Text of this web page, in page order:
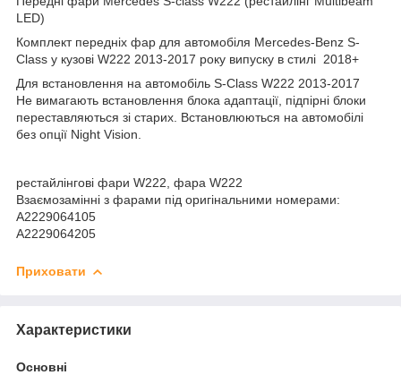
LED)
Комплект передніх фар для автомобіля Mercedes-Benz S-
Class у кузові W222 2013-2017 року випуску в стилі 2018+
Для встановлення на автомобіль S-Class W222 2013-2017
Не вимагають встановлення блока адаптації, підпірні блоки
переставляються зі старих. Встановлюються на автомобілі
без опції Night Vision.
рестайлінгові фари W222, фара W222
Взаємозамінні з фарами під оригінальними номерами:
A2229064105
​​​​​​​A2229064205
Приховати
Характеристики
Основні